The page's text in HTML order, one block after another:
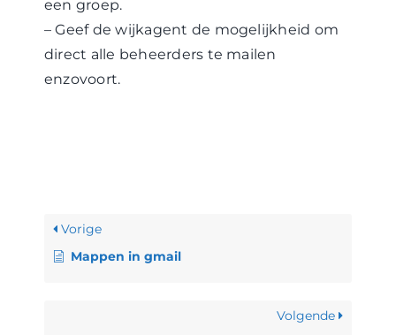
een groep.
– Geef de wijkagent de mogelijkheid om
direct alle beheerders te mailen
enzovoort.
Vorige
Mappen in gmail
Volgende